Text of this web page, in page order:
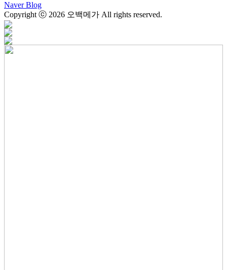
Naver Blog
Copyright ⓒ 2026 오백메가 All rights reserved.